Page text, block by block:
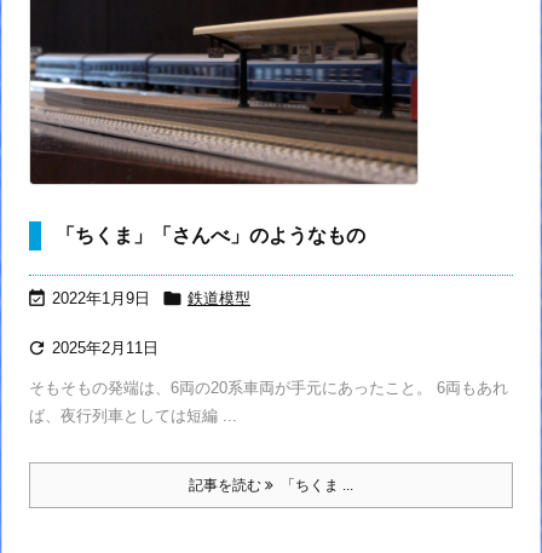
「ちくま」「さんべ」のようなもの
 2022年1月9日  鉄道模型
 2025年2月11日
そもそもの発端は、6両の20系車両が手元にあったこと。 6両もあれ
ば、夜行列車としては短編 ...
記事を読む 「ちくま ...